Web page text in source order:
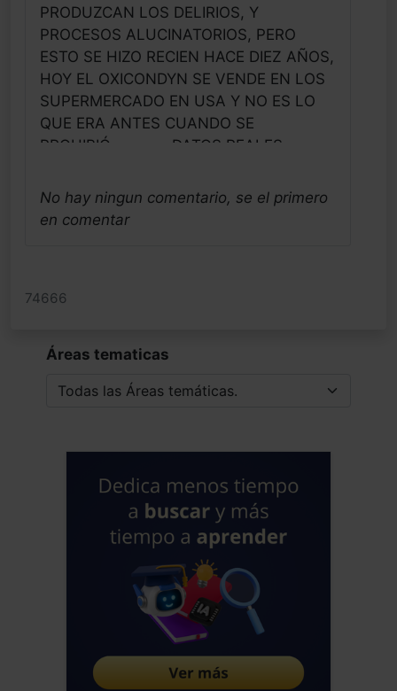
PRODUZCAN LOS DELIRIOS, Y
PROCESOS ALUCINATORIOS, PERO
ESTO SE HIZO RECIEN HACE DIEZ AÑOS,
HOY EL OXICONDYN SE VENDE EN LOS
SUPERMERCADO EN USA Y NO ES LO
QUE ERA ANTES CUANDO SE
PROHIBIÓ,,,,,,,,,,,,,,DATOS REALES,
ESTRICTAMENTE RESERVADA Y ESTA
PROHIBIDA SU DIVULGACIÓN
No hay ningun comentario, se el primero
en comentar
74666
Áreas tematicas